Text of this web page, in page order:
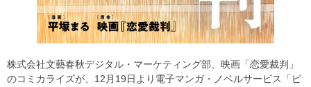
株式会社文藝春秋デジタル・マーケティング部、映画「恋愛裁判」
のコミカライズが、12月19日より電子マンガ・ノベルサービス「ピ